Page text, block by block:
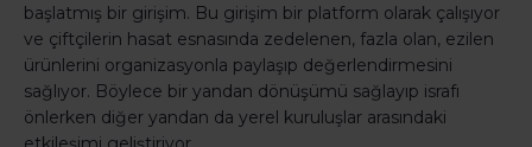
başlatmış bir girişim. Bu girişim bir platform olarak çalışıyor
ve çiftçilerin hasat esnasında zedelenen, fazla olan, ezilen
ürünlerini organizasyonla paylaşıp değerlendirmesini
sağlıyor. Böylece bir yandan dönüşümü sağlayıp israfı
önlerken diğer yandan da yerel kuruluşlar arasındaki